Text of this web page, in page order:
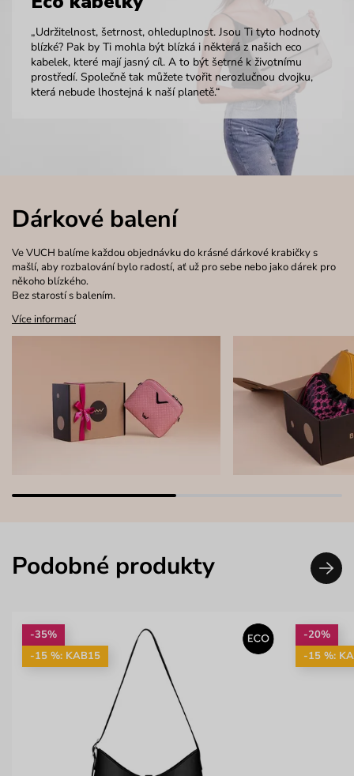
„Udržitelnost, šetrnost, ohleduplnost. Jsou Ti tyto hodnoty
blízké? Pak by Ti mohla být blízká i některá z našich eco
kabelek, které mají jasný cíl. A to být šetrné k životnímu
prostředí. Společně tak můžete tvořit nerozlučnou dvojku,
která nebude lhostejná k naší planetě.“
Dárkové balení
Ve VUCH balíme každou objednávku do krásné dárkové krabičky s
mašlí, aby rozbalování bylo radostí, ať už pro sebe nebo jako dárek pro
někoho blízkého.
Bez starostí s balením.
Více informací
Podobné produkty
-35%
-15 %: KAB15
-20%
-15 %: